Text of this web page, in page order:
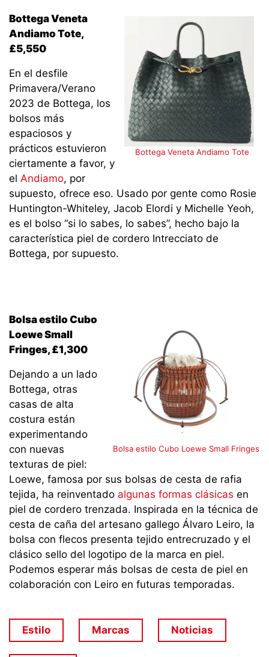
Bottega Veneta Andiamo Tote
Bottega Veneta
Andiamo Tote,
£5,550
En el desfile
Primavera/Verano
2023 de Bottega, los
bolsos más
espaciosos y
prácticos estuvieron
ciertamente a favor, y
el Andiamo, por
supuesto, ofrece eso. Usado por gente como Rosie
Huntington-Whiteley, Jacob Elordi y Michelle Yeoh,
es el bolso “si lo sabes, lo sabes”, hecho bajo la
característica piel de cordero Intrecciato de
Bottega, por supuesto.
Bolsa estilo Cubo Loewe Small Fringes
Bolsa estilo Cubo
Loewe Small
Fringes, £1,300
Dejando a un lado
Bottega, otras
casas de alta
costura están
experimentando
con nuevas
texturas de piel:
Loewe, famosa por sus bolsas de cesta de rafia
tejida, ha reinventado algunas formas clásicas en
piel de cordero trenzada. Inspirada en la técnica de
cesta de caña del artesano gallego Álvaro Leiro, la
bolsa con flecos presenta tejido entrecruzado y el
clásico sello del logotipo de la marca en piel.
Podemos esperar más bolsas de cesta de piel en
colaboración con Leiro en futuras temporadas.
Estilo Marcas Noticias